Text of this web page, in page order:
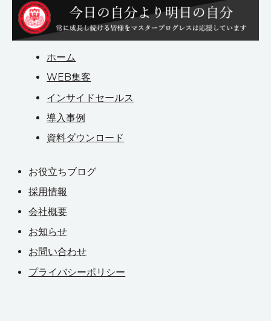
ホーム
WEB集客
インサイドセールス
導入事例
資料ダウンロード
お役立ちブログ
採用情報
会社概要
お知らせ
お問い合わせ
プライバシーポリシー